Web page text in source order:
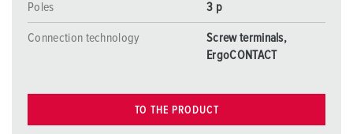
Poles 3 p
Connection technology
Screw terminals,
ErgoCONTACT
TO THE PRODUCT